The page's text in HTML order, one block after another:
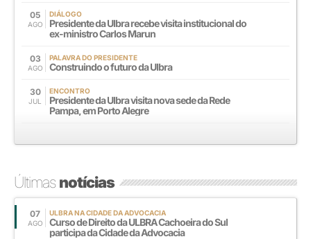
05
AGO
DIÁLOGO
Presidente da Ulbra recebe visita institucional do
ex-ministro Carlos Marun
03
AGO
PALAVRA DO PRESIDENTE
Construindo o futuro da Ulbra
30
JUL
ENCONTRO
Presidente da Ulbra visita nova sede da Rede
Pampa, em Porto Alegre
Últimasnotícias
07
AGO
ULBRA NA CIDADE DA ADVOCACIA
Curso de Direito da ULBRA Cachoeira do Sul
participa da Cidade da Advocacia